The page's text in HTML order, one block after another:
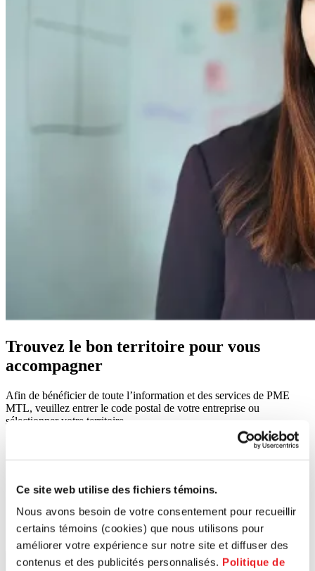
Ce site web utilise des fichiers témoins.
Nous avons besoin de votre consentement pour recueillir
certains témoins (cookies) que nous utilisons pour
améliorer votre expérience sur notre site et diffuser des
contenus et des publicités personnalisés. Politique de
Trouvez le bon territoire pour vous
accompagner
Afin de bénéficier de toute l’information et des services de PME
MTL, veuillez entrer le code postal de votre entreprise ou
sélectionner votre territoire.
Lancer la recherche